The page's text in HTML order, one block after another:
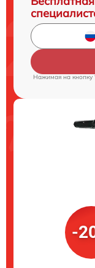
Нажимая на кнопку
-